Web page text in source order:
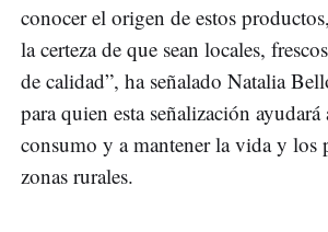
conocer el origen de estos
la certeza de que sean locales,
de calidad”, ha señalado Natalia
para quien esta señalización
consumo y a mantener la vida y los
zonas rurales.